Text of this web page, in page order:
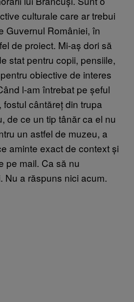
culturale care ar trebui
Guvernul României, în
de proiect. Mi-aș dori să
stat pentru copii, pensiile,
obiective de interes
l-am întrebat pe șeful
cântăreț din trupa
de ce un tip tânăr ca el nu
un astfel de muzeu, a
aminte exact de context și
pe mail. Ca să nu
Nu a răspuns nici acum.